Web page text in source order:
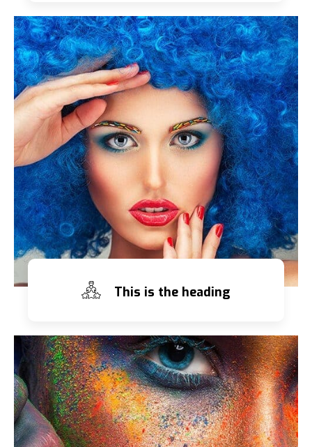
This is the heading